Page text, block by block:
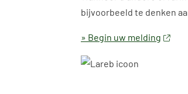
bijvoorbeeld te denken
» Begin uw melding